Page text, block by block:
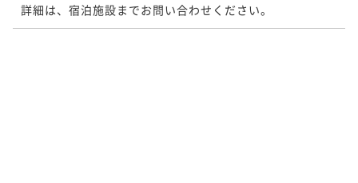
詳細は、宿泊施設までお問い合わせください。